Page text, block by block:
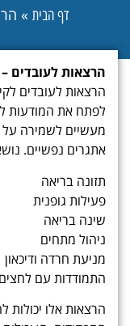
דף הבית »
הרצאות לעובדים
הרצאות לעובדים
לפתח את המודעות
מעשיים לשמירה על
אתגרים נפשיים.
תזונה בריאה
פעילות גופנית
שינה בריאה
ניהול מתחים
מניעת חרדה ודיכאון
התמודדות עם
הרצאות אלו יכולות